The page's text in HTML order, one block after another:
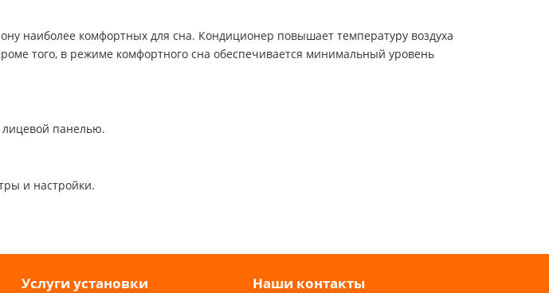
наиболее комфортных для сна. Кондиционер повышает температуру воздуха
того, в режиме комфортного сна обеспечивается минимальный уровень
лицевой панелью.
и настройки.
Услуги установки Наши контакты